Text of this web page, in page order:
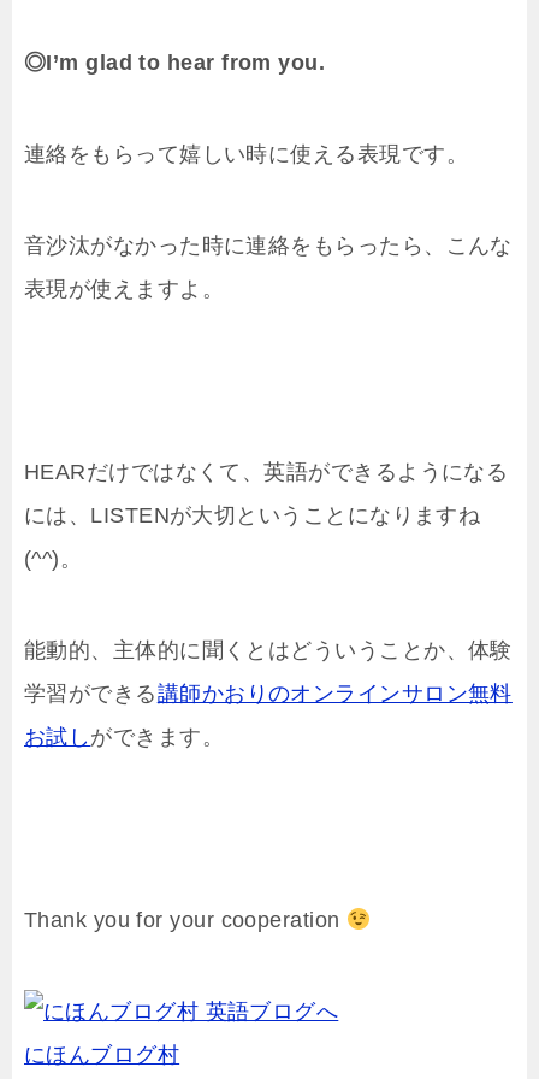
◎I’m glad to hear from you.
連絡をもらって嬉しい時に使える表現です。
音沙汰がなかった時に連絡をもらったら、こんな
表現が使えますよ。
HEARだけではなくて、英語ができるようになる
には、LISTENが大切ということになりますね
(^^)。
能動的、主体的に聞くとはどういうことか、体験
学習ができる講師かおりのオンラインサロン無料
お試し ができます。
Thank you for your cooperation
にほんブログ村